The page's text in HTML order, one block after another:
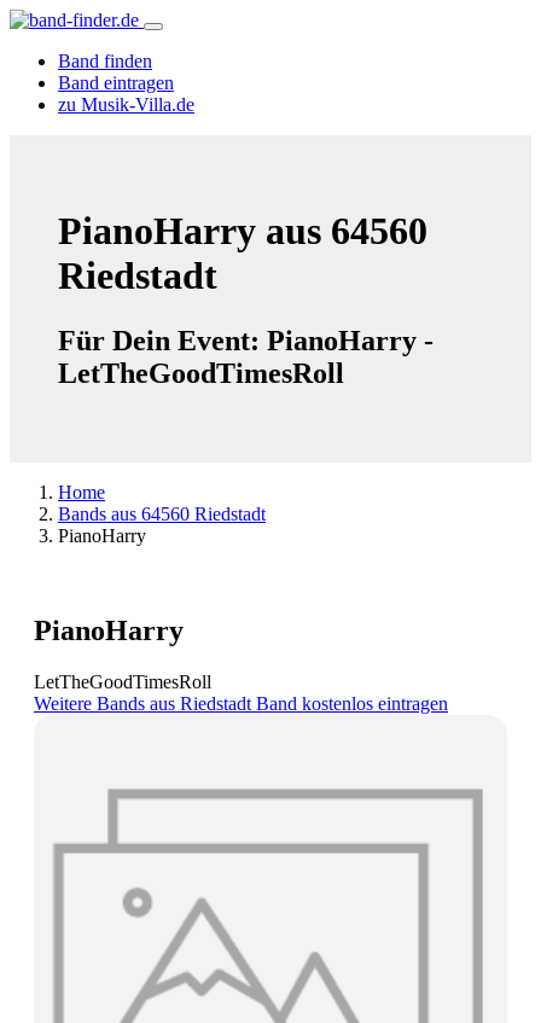
Band finden
Band eintragen
zu Musik-Villa.de
PianoHarry aus 64560
Riedstadt
Für Dein Event: PianoHarry -
LetTheGoodTimesRoll
Home
Bands aus 64560 Riedstadt
PianoHarry
PianoHarry
LetTheGoodTimesRoll
Weitere Bands aus Riedstadt Band kostenlos eintragen